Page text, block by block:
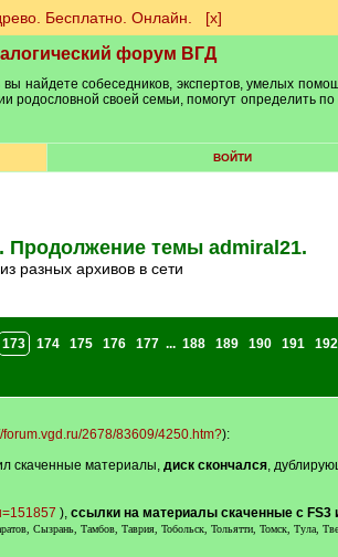
Бесплатно. Онлайн. [х]
форум ВГД
найдете собеседников, экспертов, умелых
родословной своей семьи, помогут определить
ВОЙТИ
Продолжение темы admiral21.
разных архивов в сети
173 174 175 176 177 ... 188 189 190 191 192
forum.vgd.ru/2678/83609/4250.htm?):
скаченные материалы,диск скончался,
), ссылки на материалы скаченные с FS3
Сызрань, Тамбов, Таврия, Тобольск, Тольятти, Томск, Тула,